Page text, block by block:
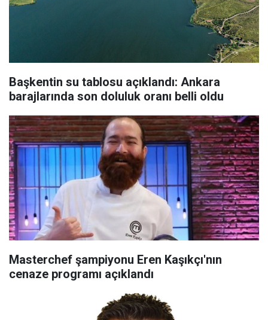
Başkentin su tablosu açıklandı: Ankara
barajlarında son doluluk oranı belli oldu
Masterchef şampiyonu Eren Kaşıkçı'nın
cenaze programı açıklandı